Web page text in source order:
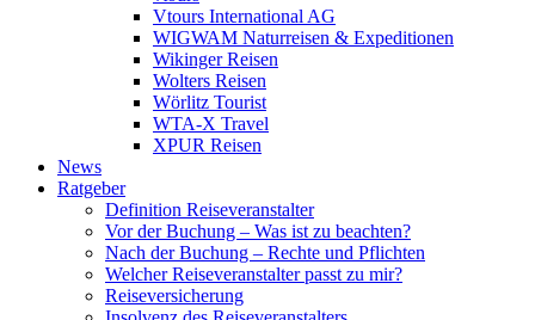
Vtours International AG
WIGWAM Naturreisen & Expeditionen
Wikinger Reisen
Wolters Reisen
Wörlitz Tourist
WTA-X Travel
XPUR Reisen
News
Ratgeber
Definition Reiseveranstalter
Vor der Buchung – Was ist zu beachten?
Nach der Buchung – Rechte und Pflichten
Welcher Reiseveranstalter passt zu mir?
Reiseversicherung